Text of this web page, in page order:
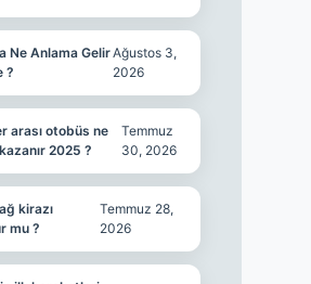
Ne Anlama Gelir
?
Ağustos 3,
2026
arası otobüs ne
2025 ?
Temmuz
30, 2026
kirazı
mu ?
Temmuz 28,
2026